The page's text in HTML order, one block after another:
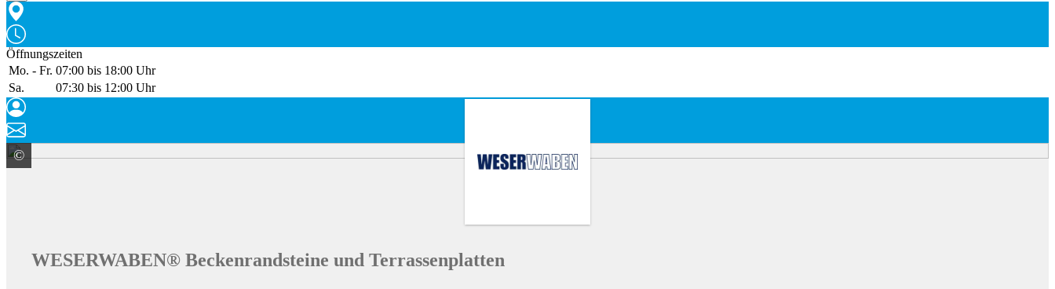
Öffnungszeiten
Mo. - Fr. 07:00 bis 18:00 Uhr
Sa.
07:30 bis 12:00 Uhr
© WESER Bauelemente-Werk GmbH WESERWABEN
WESERWABEN® Beckenrandsteine und Terrassenplatten